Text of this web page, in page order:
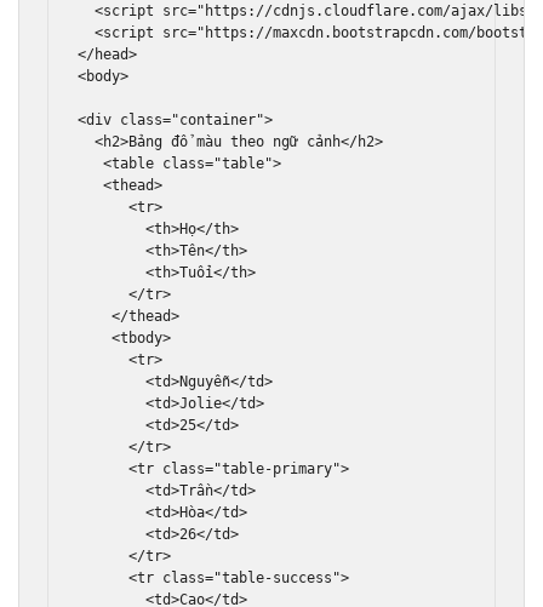
<script
src="https://cdnjs.cloudflare.com/ajax/libs/
<script
src="https://maxcdn.bootstrapcdn.com/
</head>
<body>
<div class="container">
<h2>Bảng đổ màu theo ngữ cảnh</h2>
<table class="table">
<thead>
<tr>
<th>Họ</th>
<th>Tên</th>
<th>Tuổi</th>
</tr>
</thead>
<tbody>
<tr>
<td>Nguyễn</td>
<td>Jolie</td>
<td>25</td>
</tr>
<tr class="table-primary">
<td>Trần</td>
<td>Hòa</td>
<td>26</td>
</tr>
<tr class="table-success">
<td>Cao</td>